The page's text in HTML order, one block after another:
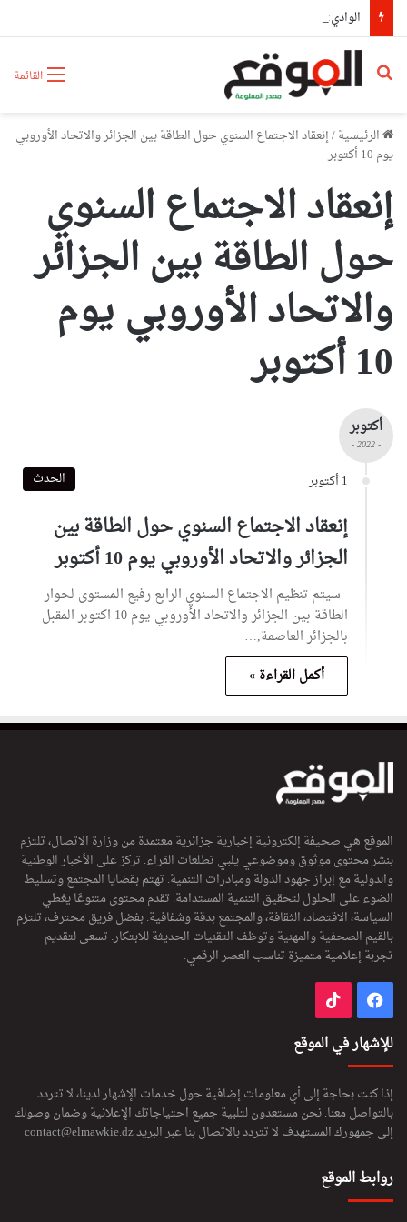
الوادي: وفاة شخص وإصابة 3 آخرين في حادث مرور
القائمة بحث عن
الرئيسية/إنعقاد الاجتماع السنوي حول الطاقة بين الجزائر والاتحاد الأوروبي
يوم 10 أكتوبر
إنعقاد الاجتماع السنوي
حول الطاقة بين الجزائر
والاتحاد الأوروبي يوم
10 أكتوبر
أكتوبر
- 2022 -
1 أكتوبر الحدث
إنعقاد الاجتماع السنوي حول الطاقة بين
الجزائر والاتحاد الأوروبي يوم 10 أكتوبر
سيتم تنظيم الاجتماع السنوي الرابع رفيع المستوى لحوار
الطاقة بين الجزائر والاتحاد الأوروبي يوم 10 اكتوبر المقبل
بالجزائر العاصمة,…
أكمل القراءة »
الموقع هي صحيفة إلكترونية إخبارية جزائرية معتمدة من وزارة الاتصال، تلتزم
بنشر محتوى موثوق وموضوعي يلبي تطلعات القراء. تركز على الأخبار الوطنية
والدولية مع إبراز جهود الدولة ومبادرات التنمية. تهتم بقضايا المجتمع وتسليط
الضوء على الحلول لتحقيق التنمية المستدامة. تقدم محتوى متنوعًا يغطي
السياسة، الاقتصاد، الثقافة، والمجتمع بدقة وشفافية. بفضل فريق محترف، تلتزم
بالقيم الصحفية والمهنية وتوظف التقنيات الحديثة للابتكار. تسعى لتقديم
تجربة إعلامية متميزة تناسب العصر الرقمي.
فيسبوك
للإشهار في الموقع
إذا كنت بحاجة إلى أي معلومات إضافية حول خدمات الإشهار لدينا، لا تتردد
بالتواصل معنا. نحن مستعدون لتلبية جميع احتياجاتك الإعلانية وضمان وصولك
إلى جمهورك المستهدف لا تتردد بالاتصال بنا عبر البريدcontact@elmawkie.dz
روابط الموقع